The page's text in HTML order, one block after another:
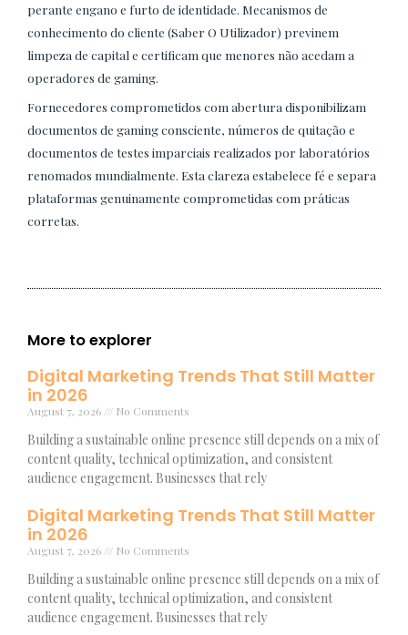
perante engano e furto de identidade. Mecanismos de
conhecimento do cliente (Saber O Utilizador) previnem
limpeza de capital e certificam que menores não acedam a
operadores de gaming.
Fornecedores comprometidos com abertura disponibilizam
documentos de gaming consciente, números de quitação e
documentos de testes imparciais realizados por laboratórios
renomados mundialmente. Esta clareza estabelece fé e separa
plataformas genuinamente comprometidas com práticas
corretas.
More to explorer
Digital Marketing Trends That Still Matter
in 2026
August 7, 2026 No Comments
Building a sustainable online presence still depends on a mix of
content quality, technical optimization, and consistent
audience engagement. Businesses that rely
Digital Marketing Trends That Still Matter
in 2026
August 7, 2026 No Comments
Building a sustainable online presence still depends on a mix of
content quality, technical optimization, and consistent
audience engagement. Businesses that rely